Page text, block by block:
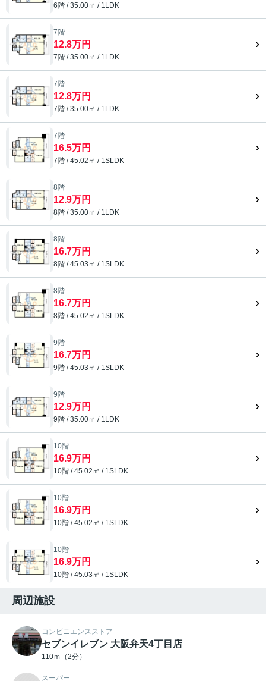
6階 / 35.00㎡ / 1LDK
7階
12.8万円
7階 / 35.00㎡ / 1LDK
7階
12.8万円
7階 / 35.00㎡ / 1LDK
7階
16.5万円
7階 / 45.02㎡ / 1SLDK
8階
12.9万円
8階 / 35.00㎡ / 1LDK
8階
16.7万円
8階 / 45.03㎡ / 1SLDK
8階
16.7万円
8階 / 45.02㎡ / 1SLDK
9階
16.7万円
9階 / 45.03㎡ / 1SLDK
9階
12.9万円
9階 / 35.00㎡ / 1LDK
10階
16.9万円
10階 / 45.02㎡ / 1SLDK
10階
16.9万円
10階 / 45.02㎡ / 1SLDK
10階
16.9万円
10階 / 45.03㎡ / 1SLDK
周辺施設
コンビニエンスストア
セブンイレブン 大阪弁天4丁目店
110ｍ（2分）
スーパー